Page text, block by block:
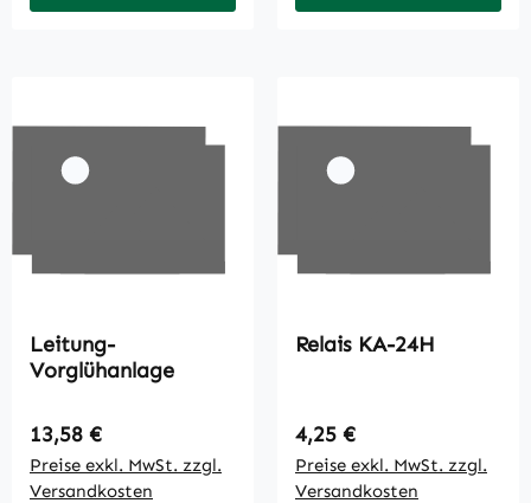
Leitung-
Vorglühanlage
Regulärer Preis:
13,58 €
Preise exkl. MwSt. zzgl.
Versandkosten
Relais KA-24H
Regulärer Preis:
4,25 €
Preise exkl. MwSt. zzgl.
Versandkosten